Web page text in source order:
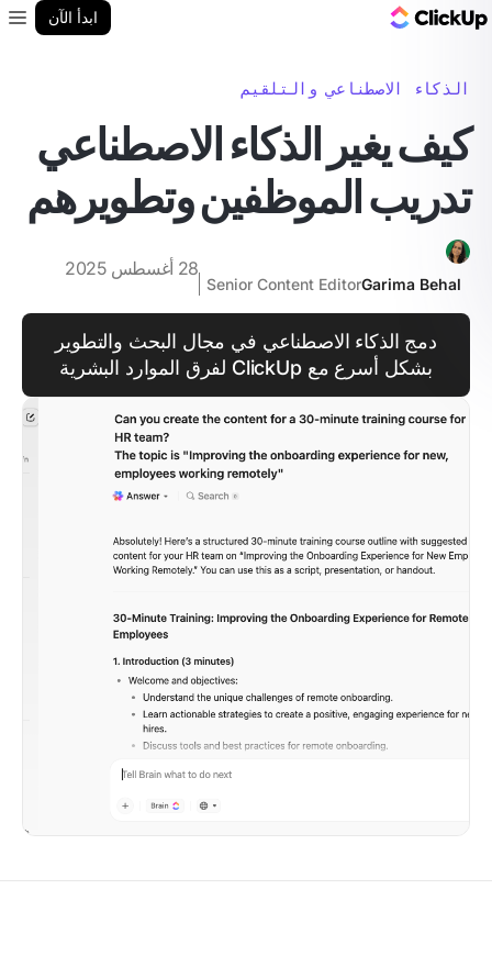
ابدأ الآن
الذكاء الاصطناعي والتلقيم
كيف يغير الذكاء الاصطناعي
تدريب الموظفين وتطويرهم
Garima Behal
Senior Content Editor
28 أغسطس 2025
دمج الذكاء الاصطناعي في مجال البحث والتطوير
بشكل أسرع مع ClickUp لفرق الموارد البشرية